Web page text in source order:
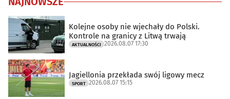
Kolejne osoby nie wjechały do Polski.
Kontrole na granicy z Litwą trwają
AKTUALNOŚCI 2026.08.07 17:30
Jagiellonia przekłada swój ligowy mecz
SPORT 2026.08.07 15:15